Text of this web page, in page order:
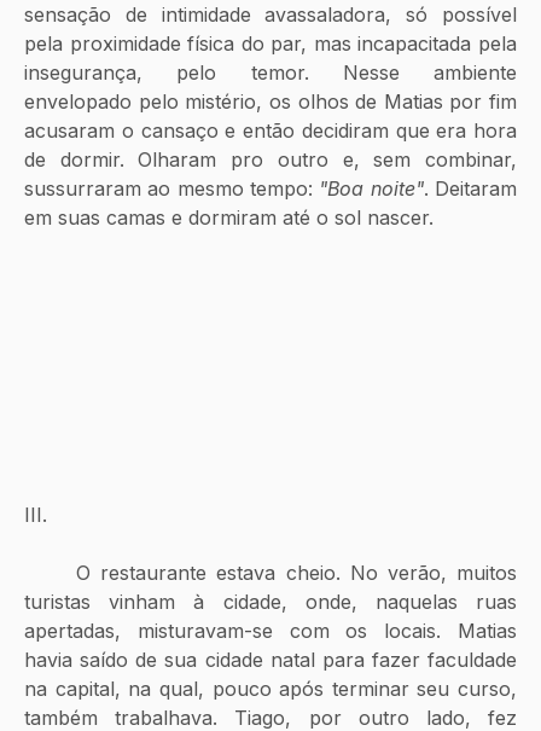
sensação de intimidade avassaladora, só possível
pela proximidade física do par, mas incapacitada pela
insegurança, pelo temor. Nesse ambiente
envelopado pelo mistério, os olhos de Matias por fim
acusaram o cansaço e então decidiram que era hora
de dormir. Olharam pro outro e, sem combinar,
sussurraram ao mesmo tempo: "Boa noite". Deitaram
em suas camas e dormiram até o sol nascer.
III.
	O restaurante estava cheio. No verão, muitos
turistas vinham à cidade, onde, naquelas ruas
apertadas, misturavam-se com os locais. Matias
havia saído de sua cidade natal para fazer faculdade
na capital, na qual, pouco após terminar seu curso,
também trabalhava. Tiago, por outro lado, fez